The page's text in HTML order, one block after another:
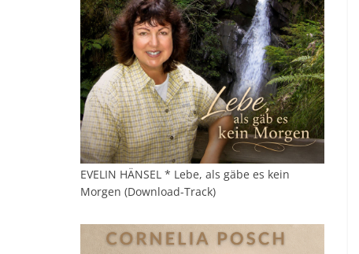
EVELIN HÄNSEL * Lebe, als gäbe es kein
Morgen (Download-Track)